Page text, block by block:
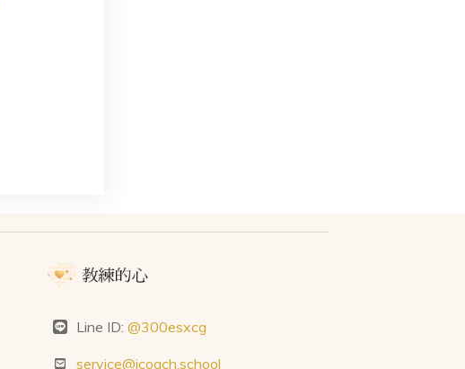
Line ID:@300esxcg
service@icoach.school